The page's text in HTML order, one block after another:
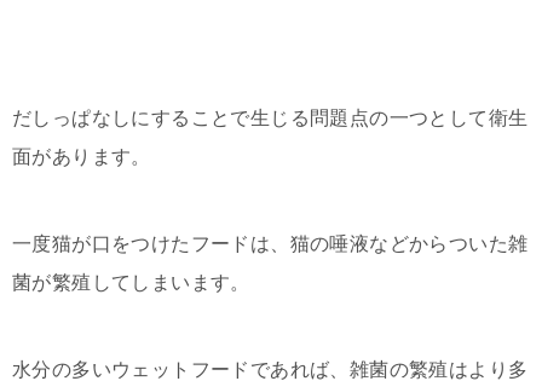
だしっぱなしにすることで生じる問題点の一つとして衛生
面があります。
一度猫が口をつけたフードは、猫の唾液などからついた雑
菌が繁殖してしまいます。
水分の多いウェットフードであれば、雑菌の繁殖はより多